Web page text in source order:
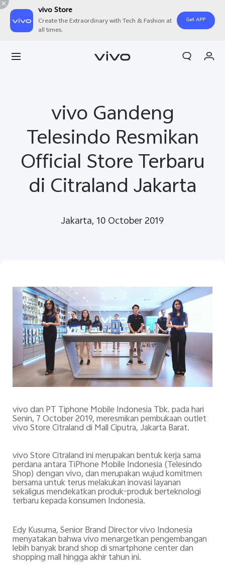
vivo Store
Create the Extraordinary with Tech & Fashion at
all times.
Get APP
Indonesia | Pilih negara/wilayah
Akun Sayavivo Gandeng
Telesindo Resmikan
Official Store Terbaru
di Citraland Jakarta
Jakarta, 10 October 2019
vivo dan PT Tiphone Mobile Indonesia Tbk. pada hari
Senin, 7 October 2019,meresmikan pembukaan outlet
vivo Store Citraland di Mall Ciputra, Jakarta Barat.
vivo Store Citraland ini merupakan bentuk kerja sama
perdana antara TiPhone Mobile Indonesia (Telesindo
Shop) dengan vivo, dan merupakan wujud komitmen
bersama untuk terus melakukan inovasi layanan
sekaligus mendekatkan produk-produk berteknologi
terbaru kepada konsumen Indonesia.
Edy Kusuma, Senior Brand Director vivo Indonesia
menyatakan bahwa vivo menargetkan pengembangan
lebih banyak brand shop di smartphone center dan
shopping mall hingga akhir tahun ini.